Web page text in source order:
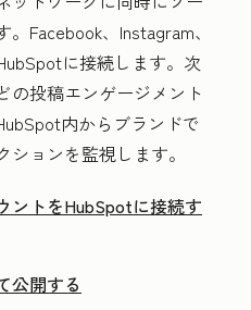
Facebook、Instagram、
に接続します。次
の投稿エンゲージメント
内からブランドで
ョンを監視します。
ントをHubSpotに接続す
公開する